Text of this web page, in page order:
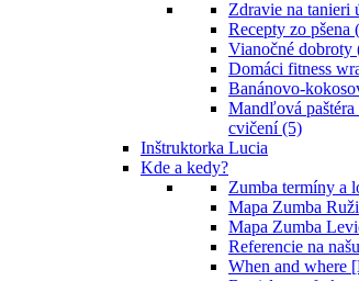
Zdravie na tanieri
Recepty zo pšena
Vianočné dobroty
Domáci fitness
Banánovo-
Mandľová paštéra
cvičení (5)
Inštruktorka Lucia
Kde a kedy?
Zumba termíny a
Mapa Zumba
Mapa Zumba
Referencie na
When and where